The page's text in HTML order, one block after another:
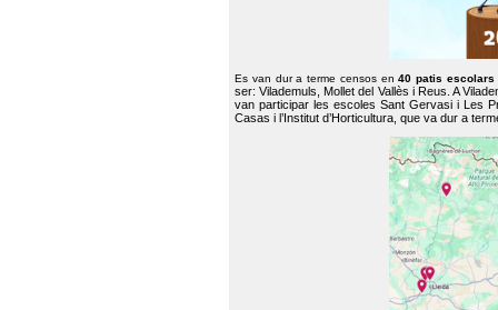
Es van dur a terme censos en40 patis escolars
ser: Vilademuls, Mollet del Vallès i Reus. A
van participar les escoles Sant Gervasi i Les
Casas i l’Institut d’Horticultura, que va dur a